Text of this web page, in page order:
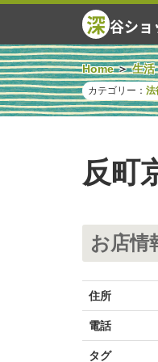
深 谷ショ
Home 生活
カテゴリー： 法
反町
お店情
住所
電話
タグ